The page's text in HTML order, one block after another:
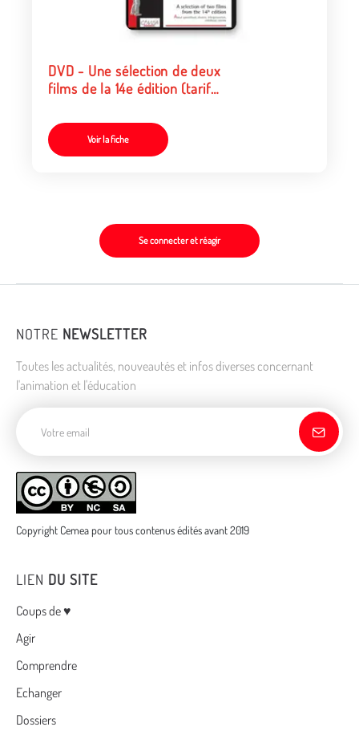
DVD - Une sélection de deux
films de la 14e édition (tarif
Voir la fiche
Se connecter et réagir
NOTRE NEWSLETTER
Toutes les actualités, nouveautés et infos diverses concernant
l'animation et l'éducation
Copyright Cemea pour tous contenus édités avant 2019
LIEN DU SITE
Menu
Coups de ♥
Agir
Comprendre
Echanger
Dossiers